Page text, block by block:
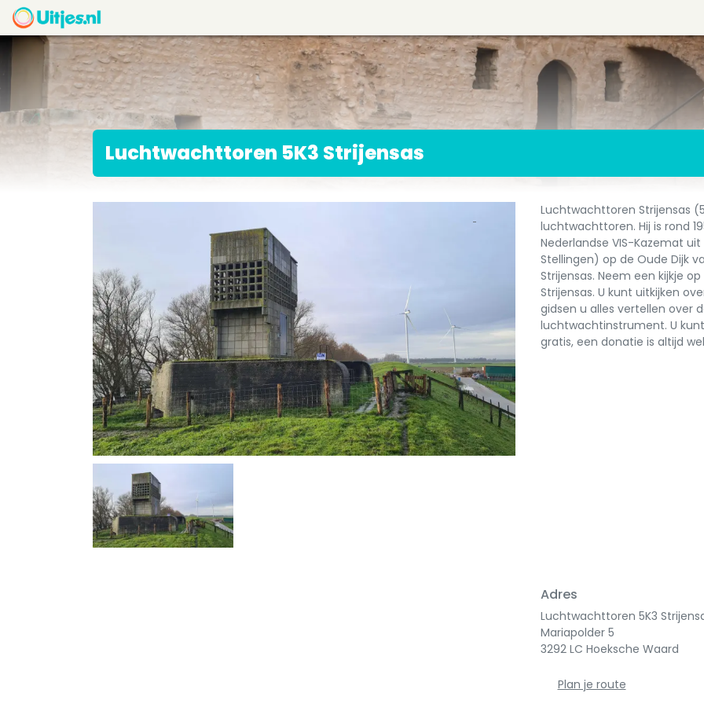
Luchtwachttoren 5K3 Strijensas
Luchtwachttoren Strijensas
luchtwachttoren. Hij is rond
Nederlandse VIS-Kazemat
Stellingen) op de Oude Dijk
Strijensas. Neem een kijkje
Strijensas. U kunt uitkijken
gidsen u alles vertellen over
luchtwachtinstrument. U
gratis, een donatie is altijd
Adres
Luchtwachttoren 5K3
Mariapolder 5
3292 LC Hoeksche Waard
Plan je route